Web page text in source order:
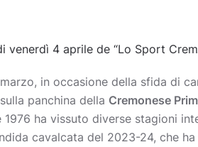
venerdì 4 aprile de “Lo Sport
in occasione della sfida di
panchina della Cremonese
1976 ha vissuto diverse stagioni
cavalcata del 2023-24, che